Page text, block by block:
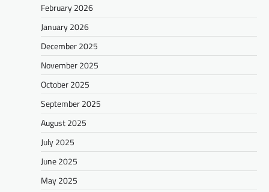
February 2026
January 2026
December 2025
November 2025
October 2025
September 2025
August 2025
July 2025
June 2025
May 2025